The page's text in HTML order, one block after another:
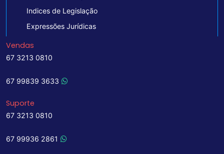
Indices de Legislação
Expressões Jurídicas
Vendas
67 3213 0810
67 99839 3633
Suporte
67 3213 0810
67 99936 2861